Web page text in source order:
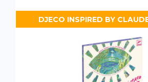
DJECO INSPIRED BY